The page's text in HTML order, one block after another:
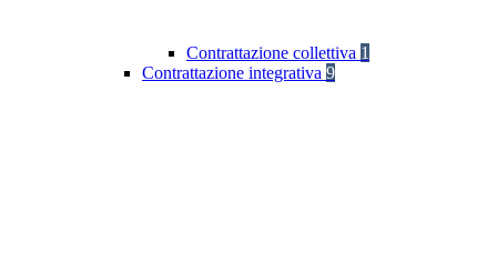
Contrattazione collettiva 1
Contrattazione integrativa 9